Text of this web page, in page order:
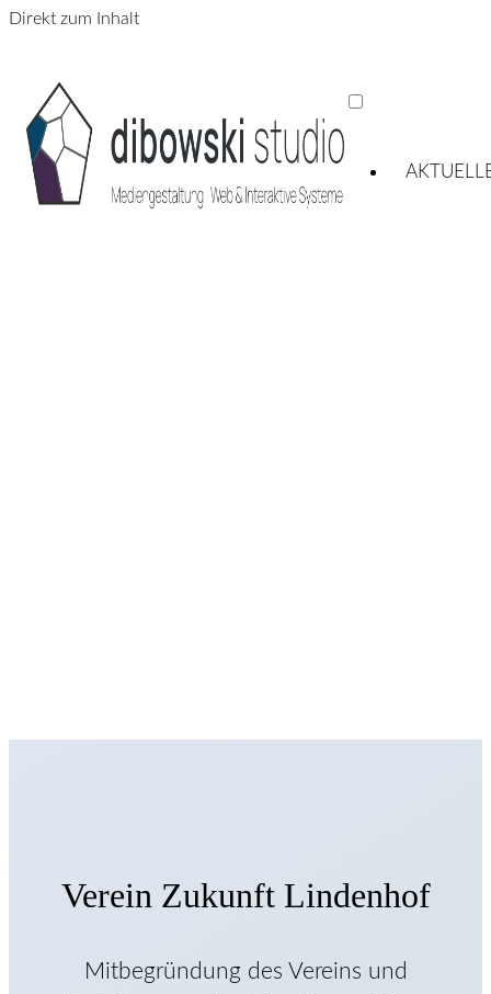
Direkt zum Inhalt
Verein Zukunft Lindenhof
Mitbegründung des Vereins und